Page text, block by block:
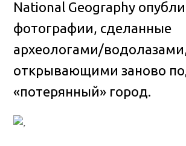
National Geography
фотографии, сделанные
археологами/
открывающими заново
«потерянный» город.